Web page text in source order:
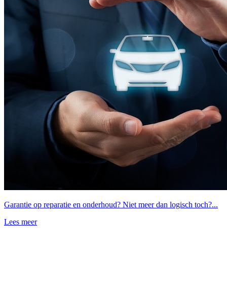
Garantie op reparatie en onderhoud? Niet meer dan logisch toch?...
Lees meer